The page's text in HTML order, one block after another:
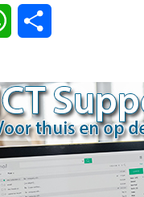
Link
WhatsApp